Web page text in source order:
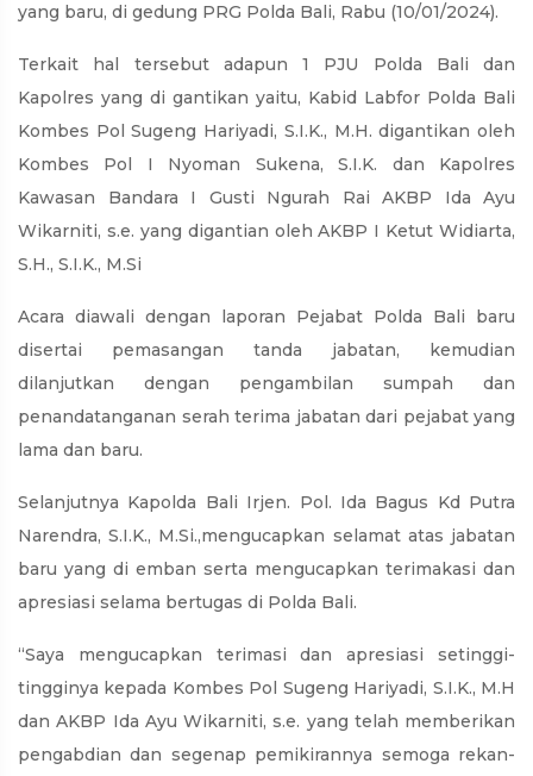
yang baru, di gedung PRG Polda Bali, Rabu (10/01/2024).
Terkait hal tersebut adapun 1 PJU Polda Bali dan
Kapolres yang di gantikan yaitu, Kabid Labfor Polda Bali
Kombes Pol Sugeng Hariyadi, S.I.K., M.H. digantikan oleh
Kombes Pol I Nyoman Sukena, S.I.K. dan Kapolres
Kawasan Bandara I Gusti Ngurah Rai AKBP Ida Ayu
Wikarniti, s.e. yang digantian oleh AKBP I Ketut Widiarta,
S.H., S.I.K., M.Si
Acara diawali dengan laporan Pejabat Polda Bali baru
disertai pemasangan tanda jabatan, kemudian
dilanjutkan dengan pengambilan sumpah dan
penandatanganan serah terima jabatan dari pejabat yang
lama dan baru.
Selanjutnya Kapolda Bali Irjen. Pol. Ida Bagus Kd Putra
Narendra, S.I.K., M.Si.,mengucapkan selamat atas jabatan
baru yang di emban serta mengucapkan terimakasi dan
apresiasi selama bertugas di Polda Bali.
“Saya mengucapkan terimasi dan apresiasi setinggi-
tingginya kepada Kombes Pol Sugeng Hariyadi, S.I.K., M.H
dan AKBP Ida Ayu Wikarniti, s.e. yang telah memberikan
pengabdian dan segenap pemikirannya semoga rekan-